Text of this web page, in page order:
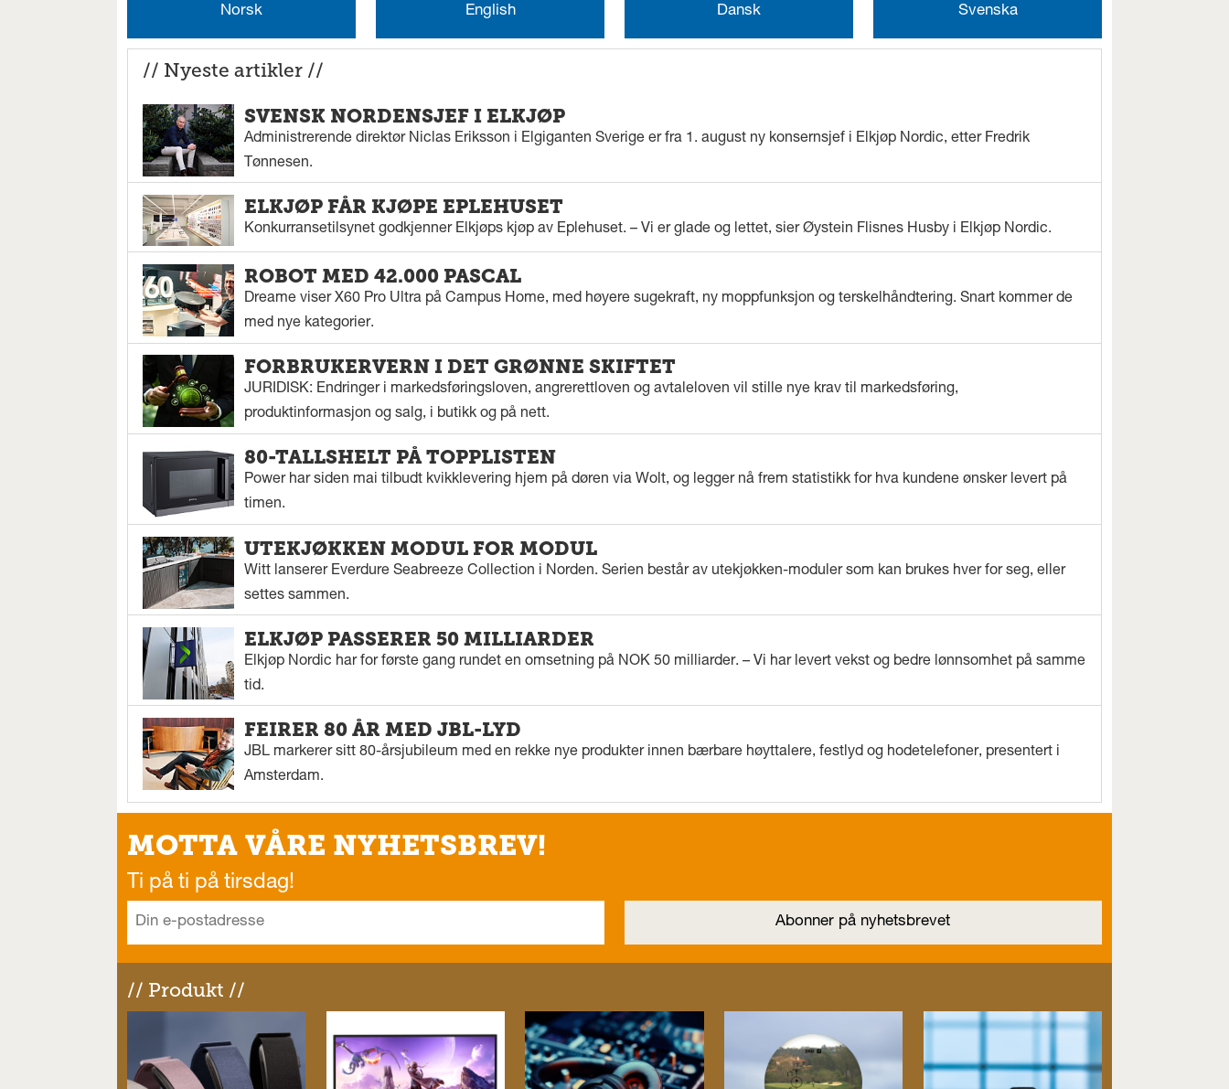
Norsk English Dansk Svenska
// Nyeste artikler //
SVENSK NORDENSJEF I ELKJØP
Administrerende direktør Niclas Eriksson i Elgiganten Sverige er fra 1. august ny konsernsjef i Elkjøp Nordic, etter Fredrik
Tønnesen.
ELKJØP FÅR KJØPE EPLEHUSET
Konkurransetilsynet godkjenner Elkjøps kjøp av Eplehuset. – Vi er glade og lettet, sier Øystein Flisnes Husby i Elkjøp Nordic.
ROBOT MED 42.000 PASCAL
Dreame viser X60 Pro Ultra på Campus Home, med høyere sugekraft, ny moppfunksjon og terskelhåndtering. Snart kommer de
med nye kategorier.
FORBRUKERVERN I DET GRØNNE SKIFTET
JURIDISK: Endringer i markedsføringsloven, angrerettloven og avtaleloven vil stille nye krav til markedsføring,
produktinformasjon og salg, i butikk og på nett.
80-TALLSHELT PÅ TOPPLISTEN
Power har siden mai tilbudt kvikklevering hjem på døren via Wolt, og legger nå frem statistikk for hva kundene ønsker levert på
timen.
UTEKJØKKEN MODUL FOR MODUL
Witt lanserer Everdure Seabreeze Collection i Norden. Serien består av utekjøkken-moduler som kan brukes hver for seg, eller
settes sammen.
ELKJØP PASSERER 50 MILLIARDER
Elkjøp Nordic har for første gang rundet en omsetning på NOK 50 milliarder. – Vi har levert vekst og bedre lønnsomhet på samme
tid.
FEIRER 80 ÅR MED JBL-LYD
JBL markerer sitt 80-årsjubileum med en rekke nye produkter innen bærbare høyttalere, festlyd og hodetelefoner, presentert i
Amsterdam.
MOTTA VÅRE NYHETSBREV!
Ti på ti på tirsdag!
// Produkt //